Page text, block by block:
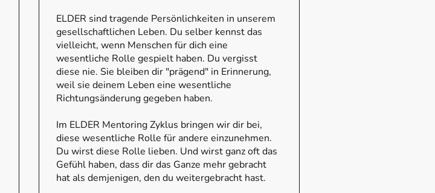
ELDER sind tragende Persönlichkeiten in unserem
gesellschaftlichen Leben. Du selber kennst das
vielleicht, wenn Menschen für dich eine
wesentliche Rolle gespielt haben. Du vergisst
diese nie. Sie bleiben dir "prägend" in Erinnerung,
weil sie deinem Leben eine wesentliche
Richtungsänderung gegeben haben.
Im ELDER Mentoring Zyklus bringen wir dir bei,
diese wesentliche Rolle für andere einzunehmen.
Du wirst diese Rolle lieben. Und wirst ganz oft das
Gefühl haben, dass dir das Ganze mehr gebracht
hat als demjenigen, den du weitergebracht hast.